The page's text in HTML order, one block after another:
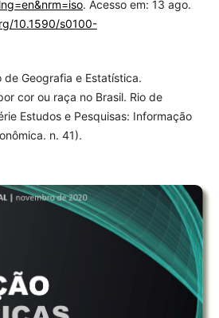
. Acesso em: 13 ago.
10.1590/s0100-
de Geografia e Estatística.
cor ou raça no Brasil. Rio de
Estudos e Pesquisas: Informação
n. 41).